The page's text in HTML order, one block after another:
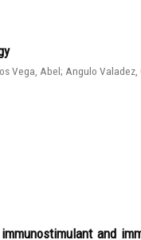
Vega, Abel; Angulo Valadez,
and